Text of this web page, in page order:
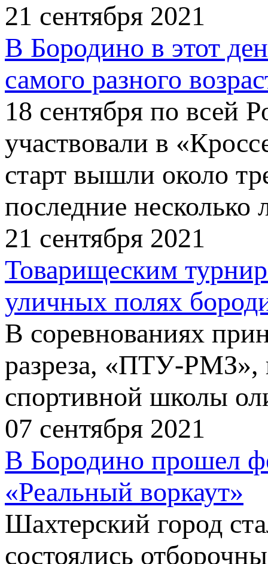
21 сентября 2021
В Бородино в этот
самого разного
18 сентября по всей
участвовали в
старт вышли около
последние
21 сентября 2021
Товарищеским
уличных полях
В соревнованиях
разреза, «ПТУ-РМЗ»,
спортивной школы
07 сентября 2021
В Бородино прошел
«Реальный воркаут»
Шахтерский город
состоялись